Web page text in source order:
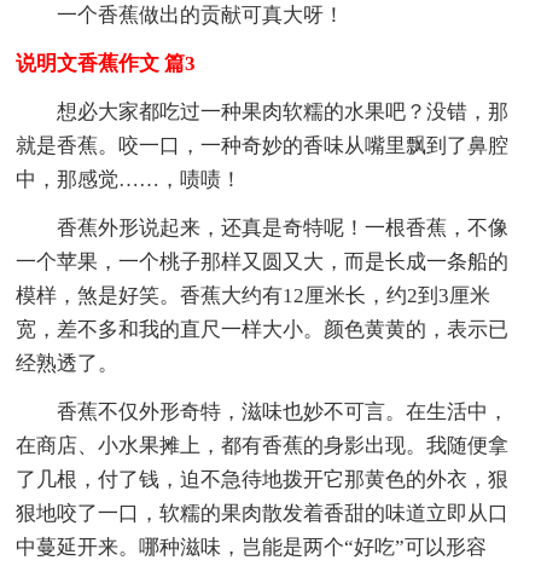
一个香蕉做出的贡献可真大呀！
说明文香蕉作文 篇3
想必大家都吃过一种果肉软糯的水果吧？没错，那
就是香蕉。咬一口，一种奇妙的香味从嘴里飘到了鼻腔
中，那感觉……，啧啧！
香蕉外形说起来，还真是奇特呢！一根香蕉，不像
一个苹果，一个桃子那样又圆又大，而是长成一条船的
模样，煞是好笑。香蕉大约有12厘米长，约2到3厘米
宽，差不多和我的直尺一样大小。颜色黄黄的，表示已
经熟透了。
香蕉不仅外形奇特，滋味也妙不可言。在生活中，
在商店、小水果摊上，都有香蕉的身影出现。我随便拿
了几根，付了钱，迫不急待地拨开它那黄色的外衣，狠
狠地咬了一口，软糯的果肉散发着香甜的味道立即从口
中蔓延开来。哪种滋味，岂能是两个“好吃”可以形容